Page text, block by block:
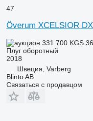
47
Överum XCELSIOR
331 700 KGS
Плуг оборотный
2018
Швеция, Varberg
Blinto AB
Связаться с продавцом